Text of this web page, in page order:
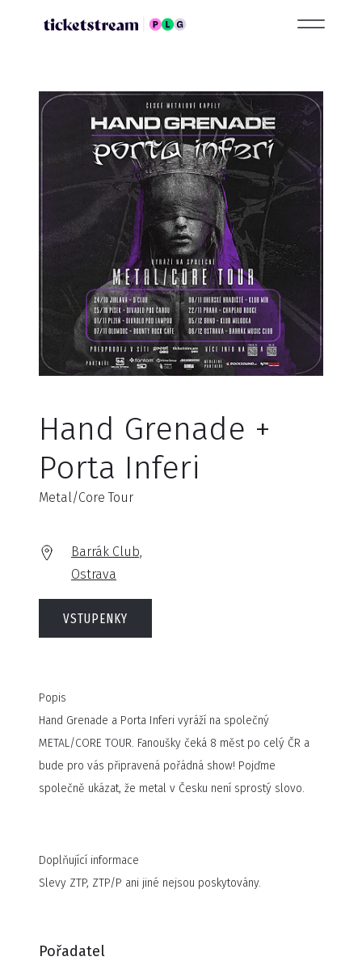
Hand Grenade +
Porta Inferi
Metal/Core Tour
Barrák Club,
Ostrava
VSTUPENKY
Popis
Hand Grenade a Porta Inferi vyráží na společný
METAL/CORE TOUR. Fanoušky čeká 8 měst po celý ČR a
bude pro vás připravená pořádná show! Pojďme
společně ukázat, že metal v Česku není sprostý slovo.
Doplňující informace
Slevy ZTP, ZTP/P ani jiné nejsou poskytovány.
Pořadatel